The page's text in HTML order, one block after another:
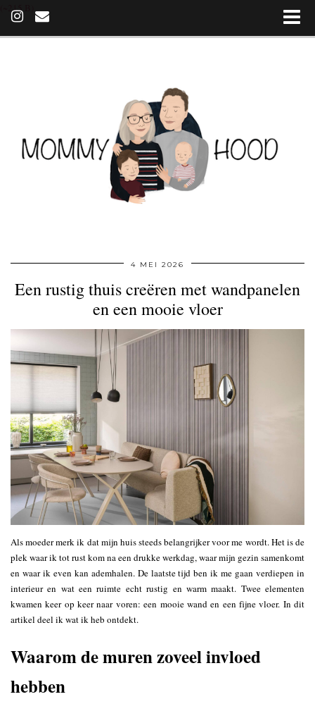
(~215 B)
4 MEI 2026
Een rustig thuis creëren met wandpanelen
en een mooie vloer
Als moeder merk ik dat mijn huis steeds belangrijker voor me wordt. Het is de
plek waar ik tot rust kom na een drukke werkdag, waar mijn gezin samenkomt
en waar ik even kan ademhalen. De laatste tijd ben ik me gaan verdiepen in
interieur en wat een ruimte echt rustig en warm maakt. Twee elementen
kwamen keer op keer naar voren: een mooie wand en een fijne vloer. In dit
artikel deel ik wat ik heb ontdekt.
Waarom de muren zoveel invloed
hebben